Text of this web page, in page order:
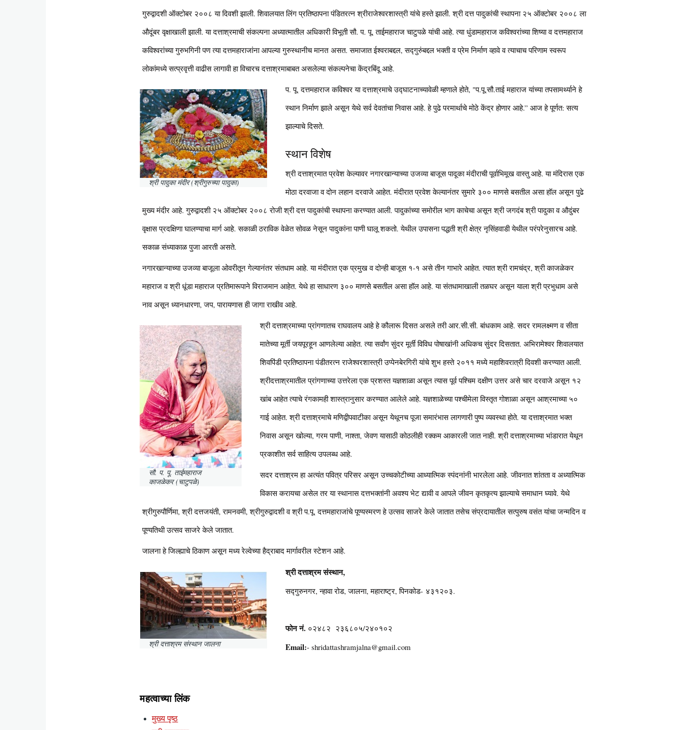
गुरुद्वादशी ऑक्टोबर २००८ या दिवशी झाली. शिवालयात लिंग प्रतिष्ठापना पंडितरत्न श्रीराजेश्वरशास्त्री यांचे हस्ते झाली. श्री दत्त पादुकांची स्थापना २५ ऑक्टोबर २००८ ला
औदूंबर वृक्षाखाली झाली. या दत्ताश्रमाची संकल्पना अध्यात्मातील अधिकारी विभूती सौ. प. पू. ताईमहाराज चाटुपळे यांची आहे. त्या धुंडामहाराज कविश्वरांच्या शिष्या व दत्तमहाराज
कविश्वरांच्या गुरुभगिनी पण त्या दत्तमहाराजांना आपल्या गुरुस्थानीच मानत असत. समाजात ईश्वराबद्दल, सद्गुरुंबद्दल भक्ती व प्रेम निर्माण व्हावे व त्याचाच परिणाम स्वरूप
लोकांमध्ये सत्प्रवृत्ती वाढीस लागावी हा विचारच दत्ताश्रमाबाबत असलेल्या संकल्पनेचा केंद्रबिंदू आहे.
श्री पादुका मंदीर (श्रीगुरुच्या पादुका)
प. पू. दत्तमहाराज कविश्वर या दत्ताश्रमाचे उद्घाटनाच्यावेळी म्हणाले होते, "प.पू.सौ.ताई महाराज यांच्या तपसामर्थ्याने हे
स्थान निर्माण झाले असून येथे सर्व देवतांचा निवास आहे. हे पुढे परमार्थाचे मोठे केंद्र होणार आहे.” आज हे पूर्णत: सत्य
झाल्याचे दिसते.
स्थान विशेष
श्री दत्ताश्रमात प्रवेश केल्यावर नगारखान्याच्या उजव्या बाजूस पादूका मंदीराची पूर्वाभिमूख वास्तु आहे. या मंदिरास एक
मोठा दरवाजा व दोन लहान दरवाजे आहेत. मंदीरात प्रवेश केल्यानंतर सुमारे ३०० माणसे बसतील असा हॉल असून पुढे
मुख्य मंदीर आहे. गुरुद्वादशी २५ ऑक्टोबर २००८ रोजी श्री दत्त पादुकांची स्थापना करण्यात आली. पादुकांच्या समोरील भाग काचेचा असून श्री जगदंब श्री पादुका व औदुंबर
वृक्षास प्रदक्षिणा घालण्याचा मार्ग आहे. सकाळी ठराविक वेळेत सोवळ नेसून पादुकांना पाणी घालू शकतो. येथील उपासना पद्धती श्री क्षेत्र नृसिंहवाडी येथील परंपरेनुसारच आहे.
सकाळ संध्याकाळ पुजा आरती असते.
नगारखान्याच्या उजव्या बाजूला ओवरीतून गेल्यानंतर संतधाम आहे. या मंदीरात एक प्रमुख व दोन्ही बाजूस १-१ असे तीन गाभारे आहेत. त्यात श्री रामचंद्र, श्री काजळेकर
महाराज व श्री धूंडा महाराज प्रतिमारूपाने विराजमान आहेत. येथे हा साधारण ३०० माणसे बसतील असा हॉल आहे. या संतधामाखाली तळघर असून याला श्री प्रभुधाम असे
नाव असून ध्यानधारणा, जप, पारायणास ही जागा राखीव आहे.
सौ. प. पू. ताईमहाराज
काजळेकर (चाटुपळे)
श्री दत्ताश्रमाच्या प्रांगणातच राघवालय आहे हे कौलारू दिसत असले तरी आर.सी.सी. बांधकाम आहे. सदर रामलक्ष्मण व सीता
मातेच्या मूर्ती जयपूरहून आणलेल्या आहेत. त्या सर्वांग सुंदर मूर्ती विविध पोषाखांनी अधिकच सुंदर दिसतात. अभिरामेश्वर शिवालयात
शिवपिंडी प्रतिष्ठापना पंडीतरत्न राजेश्वरशास्त्री उप्पेनबेरगिरी यांचे शुभ हस्ते २०११ मध्ये महाशिवरात्री दिवशी करण्यात आली.
श्रीदत्ताश्रमातील प्रांगणाच्या उत्तरेला एक प्रशस्त यज्ञशाळा असून त्यास पूर्व पश्चिम दक्षीण उत्तर असे चार दरवाजे असून १२
खांब आहेत त्याचे रंगकामही शास्त्रानुसार करण्यात आलेले आहे. यज्ञशाळेच्या पश्चीमेला विस्तृत गोशाळा असून आश्रमाच्या ५०
गाई आहेत. श्री दत्ताश्रमाचे मणिद्वीपवाटीका असून येथूनच पूजा समारंभास लागणारी पुष्प व्यवस्था होते. या दत्ताश्रमात भक्त
निवास असून खोल्या, गरम पाणी, नाश्ता, जेवण यासाठी कोठलीही रक्कम आकारली जात नाही. श्री दत्ताश्रमाच्या भांडारात येथून
प्रकाशीत सर्व साहित्य उपलब्ध आहे.
सदर दत्ताश्रम हा अत्यंत पवित्र परिसर असून उच्चकोटीच्या आध्यात्मिक स्पंदनांनी भारलेला आहे. जीवनात शांतता व अध्यात्मिक
विकास करायचा असेल तर या स्थानास दत्तभक्तांनी अवश्य भेट द्यावी व आपले जीवन कृतकृत्य झाल्याचे समाधान घ्यावे. येथे
श्रीगुरुपौर्णिमा, श्री दत्तजयंती, रामनवमी, श्रीगुरुद्वादशी व श्री प.पू. दत्तमहाराजांचे पूण्यस्मरण हे उत्सव साजरे केले जातात तसेच संप्रदायातील सत्पुरुष वसंत यांचा जन्मदिन व
पूण्यतिथी उत्सव साजरे केले जातात.
जालना हे जिल्ह्याचे ठिकाण असून मध्य रेल्वेच्या हैद्राबाद मार्गावरील स्टेशन आहे.
श्री दत्ताश्रम संस्थान जालना
श्री दत्ताश्रम संस्थान,
सद्गुरुनगर, न्हावा रोड, जालना, महाराष्ट्र, पिनकोड- ४३१२०३.
फोन नं. ०२४८२ २३६८०५/२४०१०२
Email:- shridattashramjalna@gmail.com
महत्वाच्या लिंक
मुख्य पृष्ठ